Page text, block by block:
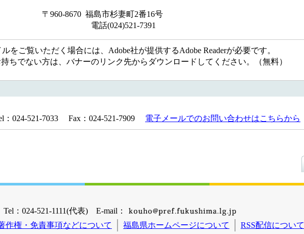
960-8670 福島市杉妻町2番16号
7391
をご覧いただく場合には、Adobe社が提供するAdobe Readerが必要です。
持ちでない方は、バナーのリンク先からダウンロードしてください。（無料）
：024-521-7033 Fax：024-521-7909 電子メールでのお問い合わせはこちらから
：024-521-1111(代表) E-mail：
作権・免責事項などについて 福島県ホームページについて
RSS配信について